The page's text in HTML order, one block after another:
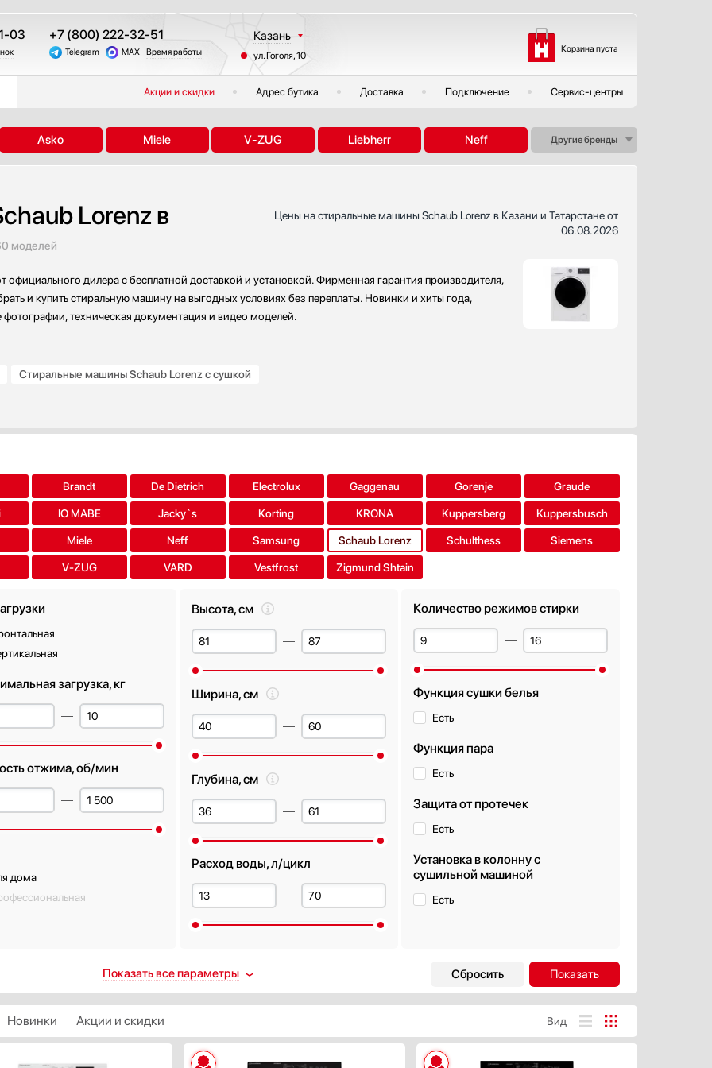
03 +7 (800) 222-32-51
Telegram MAX Время работы
Казань
Москва
Санкт-Петербург
Екатеринбург
Другие регионы
ул. Гоголя, 10
Корзина пуста
Акции и скидки Адрес бутика Доставка Подключение Сервис-центры
Asko Miele V-ZUG Liebherr Neff Другие бренды
Lorenz в
моделей
Цены на стиральные машины Schaub Lorenz в Казани и Татарстане от
06.08.2026
дилера с бесплатной доставкой и установкой. Фирменная гарантия производителя,
и купить стиральную машину на выгодных условиях без переплаты. Новинки и хиты года,
техническая документация и видео моделей.
Стиральные машины Schaub Lorenz с сушкой
Brandt De Dietrich Electrolux Gaggenau Gorenje Graude
IO MABE Jacky`s Korting KRONA Kuppersberg Kuppersbusch
Miele Neff Samsung Schaub Lorenz Schulthess Siemens
V-ZUG VARD Vestfrost Zigmund Shtain
загрузка, кг
отжима, об/мин
дома
Высота, см
Ширина, см
Глубина, см
Расход воды, л/цикл
Количество режимов стирки
Функция сушки белья
Есть
Функция пара
Есть
Защита от протечек
Есть
Установка в колонну с
сушильной машиной
Есть
энергопотребления
Уровень шума при стирке, дБ
Уровень шума при отжиме, дБ
Дополнительные
функции
Датчик контроля чистоты воды
Трехмерный сенсор
Датчик прозрачности воды
Показать все параметры
Новинки Акции и скидки Вид